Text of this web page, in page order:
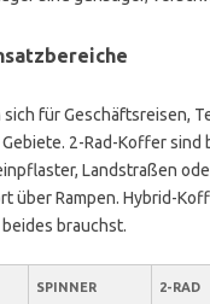
sich für Geschäftsreisen,
2-Rad-Koffer sind
Landstraßen
über Rampen. Hybrid-
brauchst.
SPINNER
2-RAD